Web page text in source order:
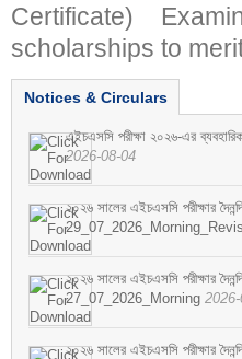
Certificate)
scholarships to
Notices & Circulars
এইচএসসি পরীক্ষা ২০২৬-এর ব্যবহারিক
2026-08-04
২০২৬ সালের এইচএসসি পরীক্ষার
২০২৬ সালের এইচএসসি পরীক্ষার
27_07_2026_Morning
২০২৬ সালের এইচএসসি পরীক্ষার